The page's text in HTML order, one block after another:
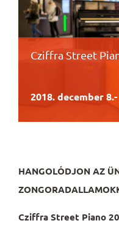
Cziffra Street
2018. december 8.-
HANGOLÓDJON AZ
Cziffra Street Piano